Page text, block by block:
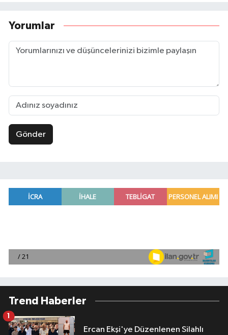
Yorumlar
Gönder
Trend Haberler
Ercan Ekşi'ye Düzenlenen Silahlı
1